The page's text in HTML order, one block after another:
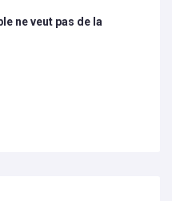
ne veut pas de la